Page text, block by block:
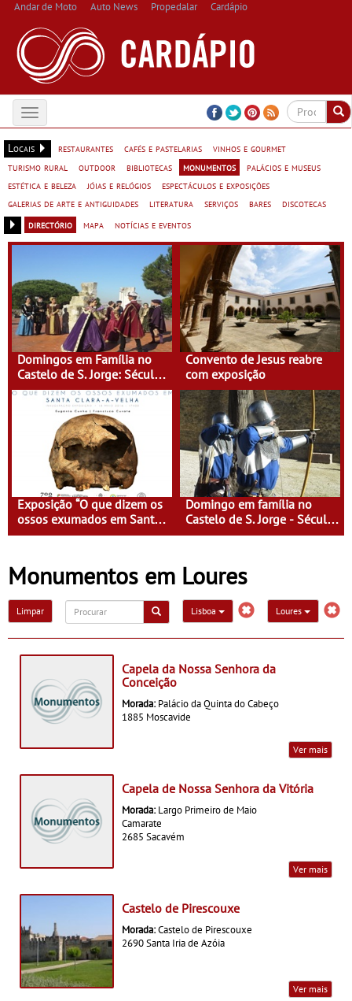
Andar de Moto Auto News Propedalar Cardápio
Toggle
navigation
Locais
restaurantes cafés e pastelarias
vinhos e gourmet
turismo rural
outdoor bibliotecas monumentos
palácios e museus
estética e beleza
jóias e relógios
espectáculos e exposições
galerias de arte e antiguidades
literatura serviços bares
discotecas
directório
mapa notícias e eventos
Domingos em Família no
Castelo de S. Jorge: Século
XVI - Tempo de Mulheres -
Mulheres do Seu tempo
Convento de Jesus reabre
com exposição
Exposição “O que dizem os
ossos exumados em Santa
Clara-a-Velha”
Domingo em família no
Castelo de S. Jorge - Século
XI - Lisboa Fora do Condado
Monumentos em Loures
Limpar Lisboa Loures
Capela da Nossa Senhora da
Conceição
Morada: Palácio da Quinta do Cabeço
1885 Moscavide
Ver mais
Capela de Nossa Senhora da Vitória
Morada: Largo Primeiro de Maio
Camarate
2685 Sacavém
Ver mais
Castelo de Pirescouxe
Morada:Castelo de Pirescouxe
2690 Santa Iria de Azóia
Ver mais